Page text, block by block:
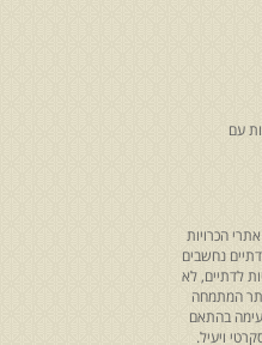
עם
הכרויות
נחשבים
לדתיים, לא
המתמחה
בהתאם
ויעיל.